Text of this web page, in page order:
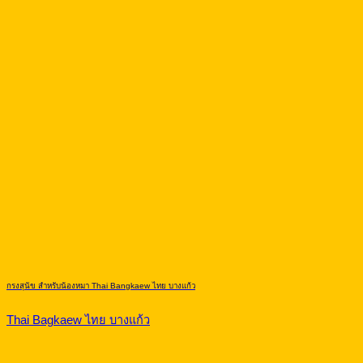
กรงสุนัข สำหรับน้องหมา Thai Bangkaew ไทย บางแก้ว
Thai Bagkaew ไทย บางแก้ว